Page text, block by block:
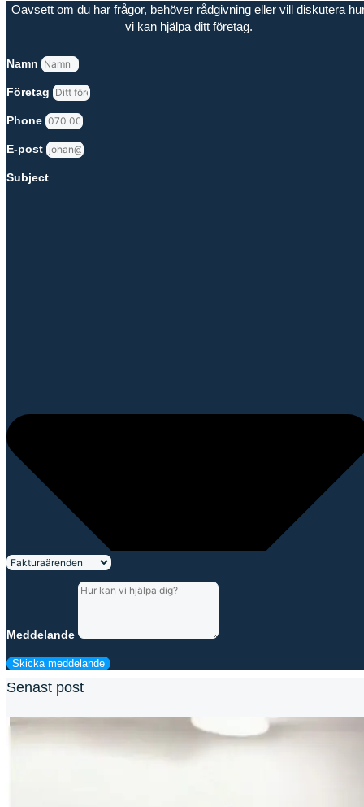
Oavsett om du har frågor, behöver rådgivning eller vill diskutera
vi kan hjälpa ditt företag.
Namn
Företag
Phone
E-post
Subject
Meddelande
Skicka meddelande
Senast post